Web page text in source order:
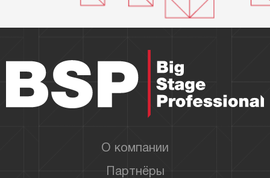
О компании
Партнёры